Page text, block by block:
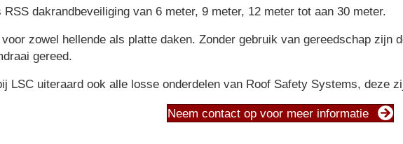
dakrandbeveiliging van 6 meter, 9 meter, 12 meter tot aan 30 meter.
zowel hellende als platte daken. Zonder gebruik van gereedschap zijn
gereed.
LSC uiteraard ook alle losse onderdelen van Roof Safety Systems, deze
Neem contact op voor meer informatie